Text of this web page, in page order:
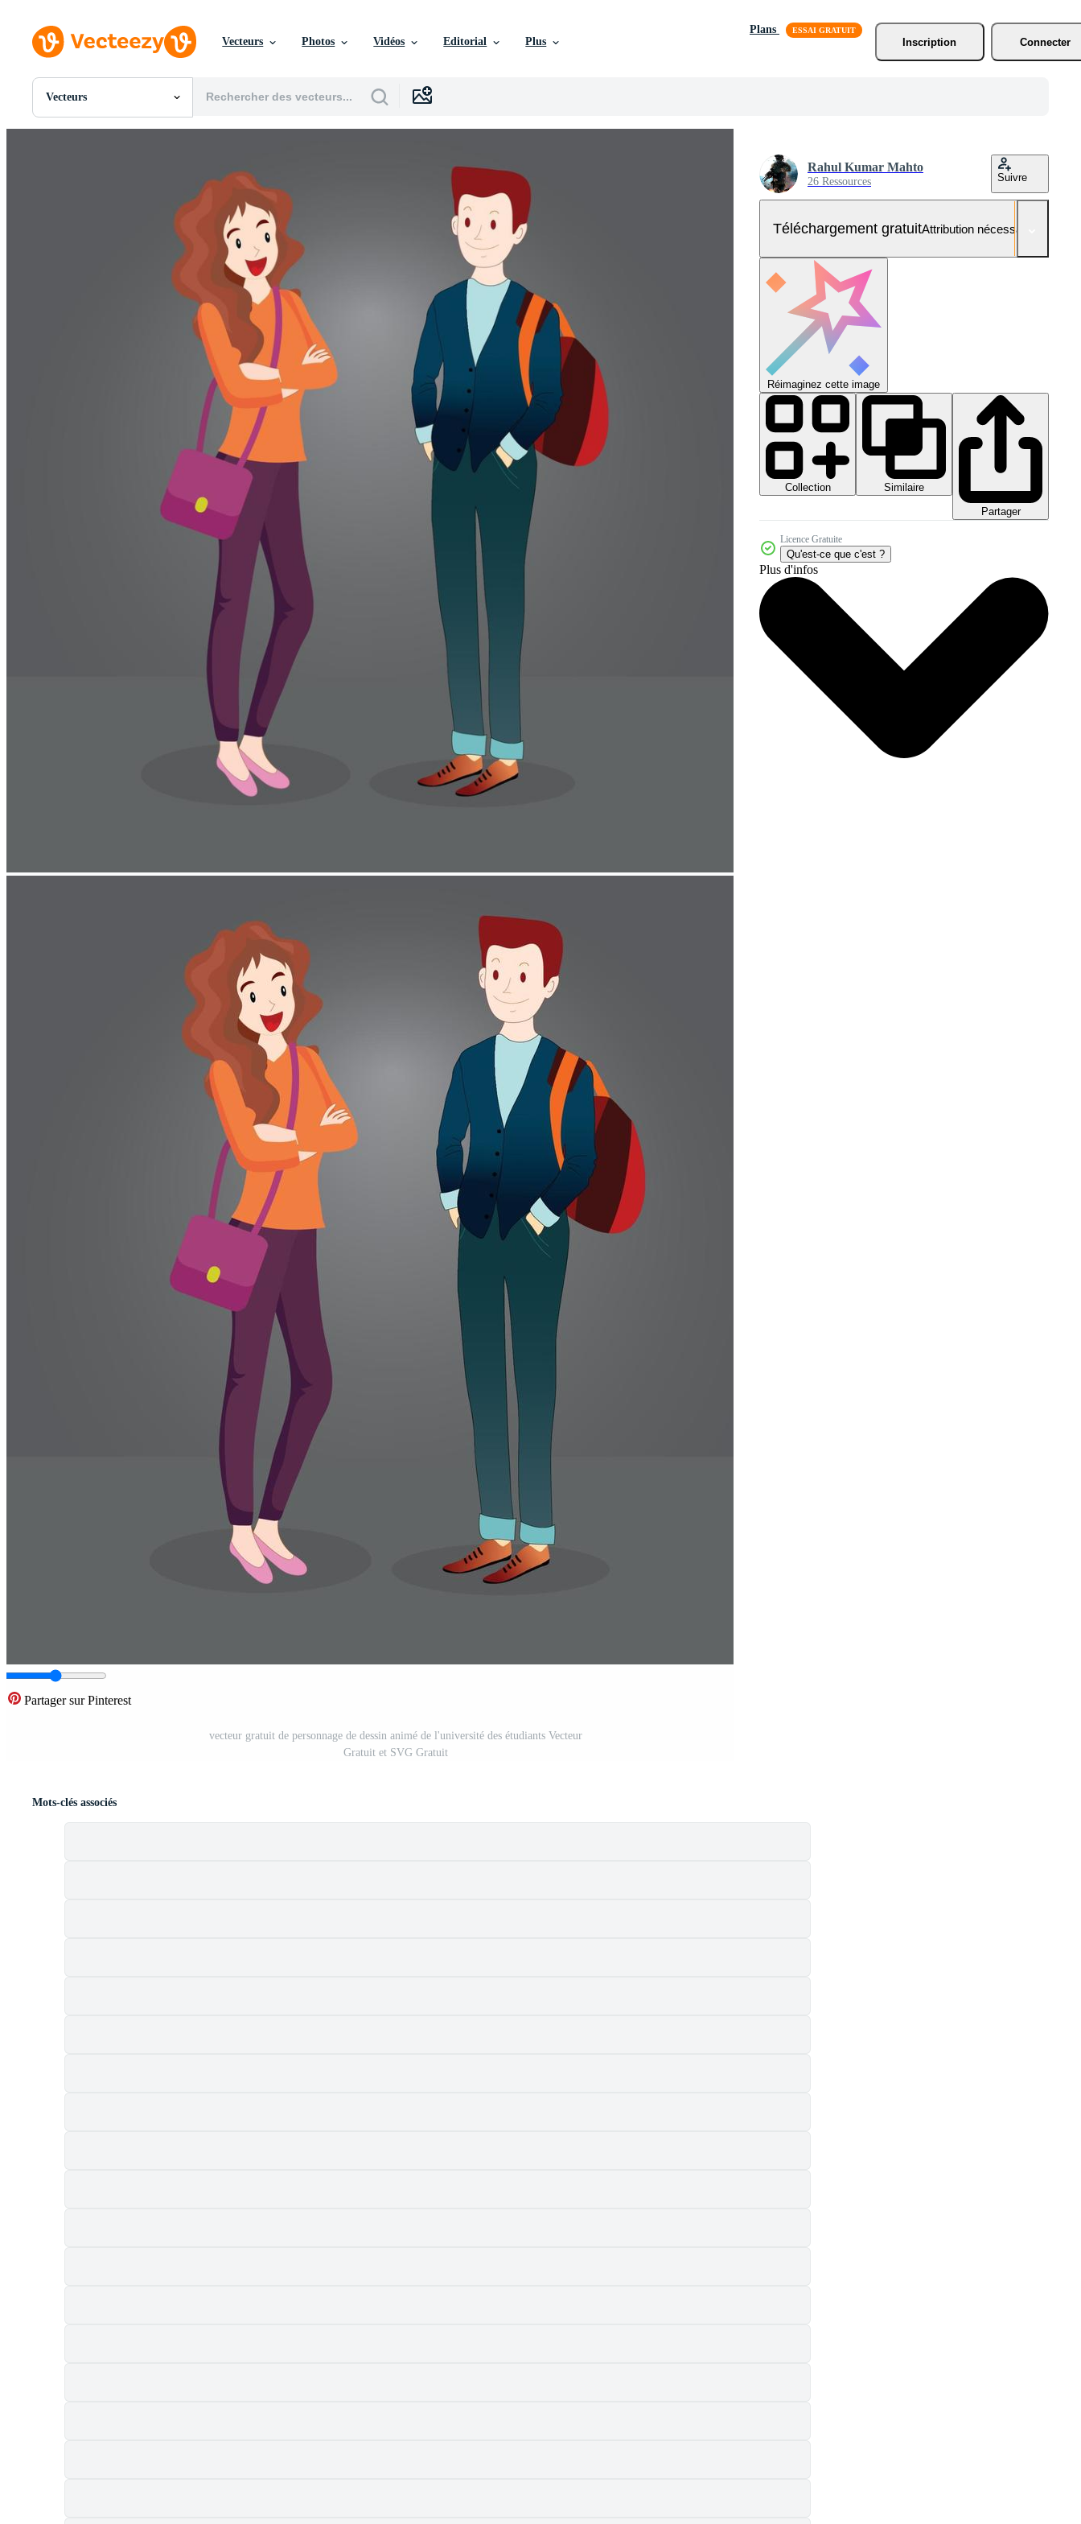
Vecteurs Photos Vidéos Editorial Plus
Plans
Inscription
Connecter
Vecteurs
Toutes Images
Événements Éditoriaux
Partager sur Pinterest
vecteur gratuit de personnage de dessin animé de l'université des étudiants Vecteur
Gratuit et SVG Gratuit
Rahul Kumar Mahto
26 Ressources Suivre
Téléchargement gratuitAttribution nécessaire
Réimaginez cette image
Collection
Similaire
Partager
Licence Gratuite
Qu'est-ce que c'est ?
Plus d'infos
Mots-clés associés